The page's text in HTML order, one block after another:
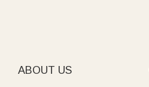
ABOUT US